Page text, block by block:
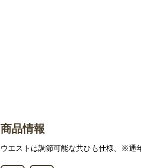
商品情報
ウエストは調節可能な共ひも仕様。※通